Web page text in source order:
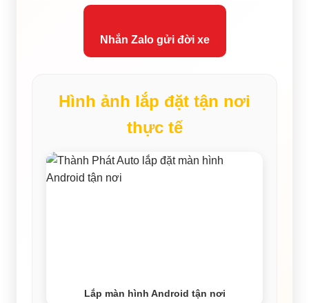
Nhắn Zalo gửi đời xe
Hình ảnh lắp đặt tận nơi
thực tế
Lắp màn hình Android tận nơi